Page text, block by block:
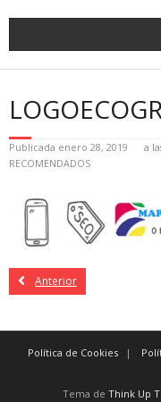
Publicada enero 28, 2019 a
RECOMENDADOS
Anterior
Política de Cookies
Tema de Think Up